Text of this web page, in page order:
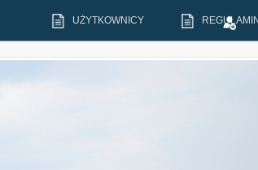
UŻYTKOWNICY REGULAMIN